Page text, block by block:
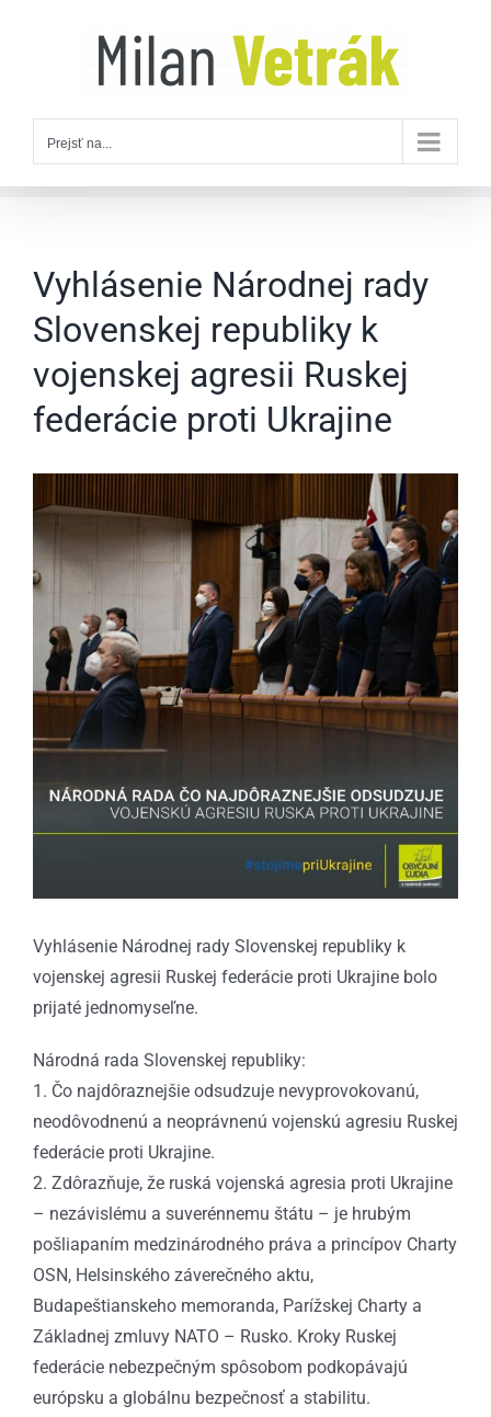
Prejsť na...
Vyhlásenie Národnej rady
Slovenskej republiky k
vojenskej agresii Ruskej
federácie proti Ukrajine
väčší
obrázok
Vyhlásenie Národnej rady Slovenskej republiky k
vojenskej agresii Ruskej federácie proti Ukrajine bolo
prijaté jednomyseľne.
Národná rada Slovenskej republiky:
1. Čo najdôraznejšie odsudzuje nevyprovokovanú,
neodôvodnenú a neoprávnenú vojenskú agresiu Ruskej
federácie proti Ukrajine.
2. Zdôrazňuje, že ruská vojenská agresia proti Ukrajine
– nezávislému a suverénnemu štátu – je hrubým
pošliapaním medzinárodného práva a princípov Charty
OSN, Helsinského záverečného aktu,
Budapeštianskeho memoranda, Parížskej Charty a
Základnej zmluvy NATO – Rusko. Kroky Ruskej
federácie nebezpečným spôsobom podkopávajú
európsku a globálnu bezpečnosť a stabilitu.